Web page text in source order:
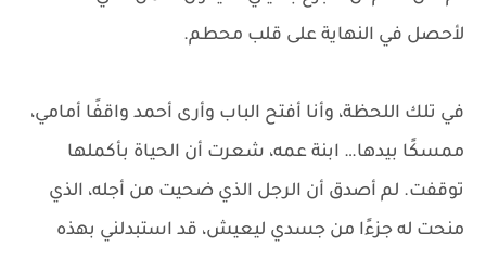
لأحصل في النهاية على قلب محطم.
في تلك اللحظة، وأنا أفتح الباب وأرى أحمد واقفًا أمامي،
ممسكًا بيدها… ابنة عمه، شعرت أن الحياة بأكملها
توقفت. لم أصدق أن الرجل الذي ضحيت من أجله، الذي
منحت له جزءًا من جسدي ليعيش، قد استبدلني بهذه